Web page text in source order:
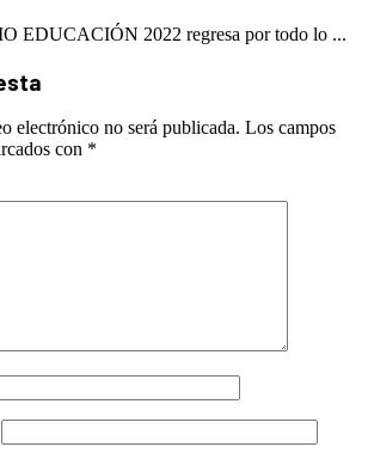
EDUCACIÓN 2022 regresa por todo lo ...
electrónico no será publicada. Los campos
con *